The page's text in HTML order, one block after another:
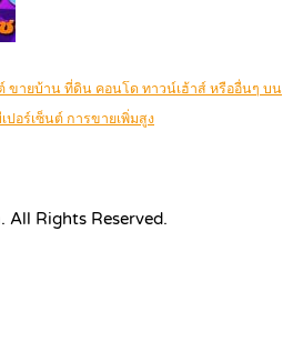
ขายบ้าน ที่ดิน คอนโด ทาวน์เฮ้าส์ หรืออื่นๆ บน
ปอร์เซ็นต์ การขายเพิ่มสูง
Rights Reserved.